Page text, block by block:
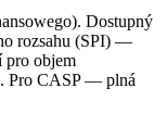
Dostupný
rozsahu (SPI) —
pro objem
Pro CASP — plná